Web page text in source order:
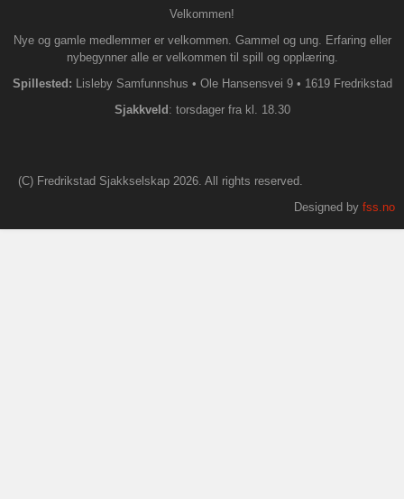
Velkommen!
Nye og gamle medlemmer er velkommen. Gammel og ung. Erfaring eller
nybegynner alle er velkommen til spill og opplæring.
Spillested: Lisleby Samfunnshus • Ole Hansensvei 9 • 1619 Fredrikstad
Sjakkveld : torsdager fra kl. 18.30
(C) Fredrikstad Sjakkselskap 2026. All rights reserved.
Designed by fss.no